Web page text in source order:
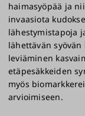
haimasyöpää ja
invaasiota
lähestymistapoja
lähettävän
leviäminen
etäpesäkkeiden
myös
arvioimiseen.